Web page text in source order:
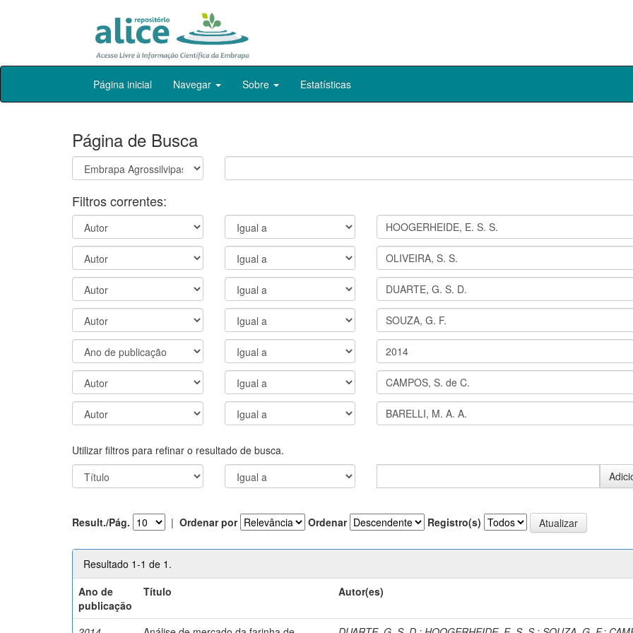
Skip
Página inicial Navegar Sobre Estatísticas
Página de Busca
Filtros correntes:
Utilizar filtros para refinar o resultado de busca.
Result./Pág. | Ordenar por Ordenar Registro(s)
Resultado 1-1 de 1.
Ano de
publicação
Título Autor(es)